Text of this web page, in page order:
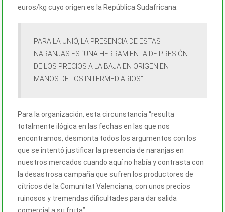
euros/kg cuyo origen es la República Sudafricana.
PARA LA UNIÓ, LA PRESENCIA DE ESTAS
NARANJAS ES “UNA HERRAMIENTA DE PRESIÓN
DE LOS PRECIOS A LA BAJA EN ORIGEN EN
MANOS DE LOS INTERMEDIARIOS”
Para la organización, esta circunstancia “resulta
totalmente ilógica en las fechas en las que nos
encontramos, desmonta todos los argumentos con los
que se intentó justificar la presencia de naranjas en
nuestros mercados cuando aquí no había y contrasta con
la desastrosa campaña que sufren los productores de
cítricos de la Comunitat Valenciana, con unos precios
ruinosos y tremendas dificultades para dar salida
comercial a su fruta”.